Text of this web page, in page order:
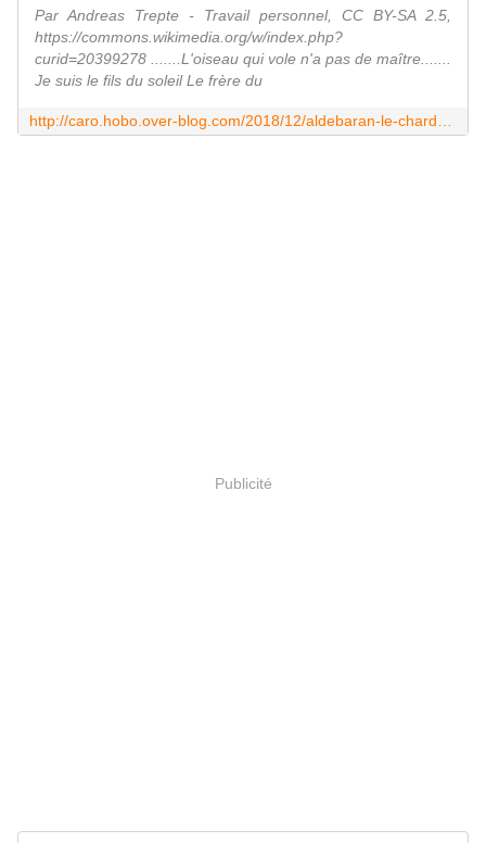
Par Andreas Trepte - Travail personnel, CC BY-SA 2.5,
https://commons.wikimedia.org/w/index.php?
curid=20399278 .......L'oiseau qui vole n'a pas de maître.......
Je suis le fils du soleil Le frère du
Publicité